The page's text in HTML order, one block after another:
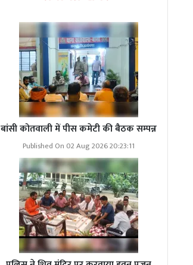
बांसी कोतवाली में पीस कमेटी की बैठक सम्पन्न
Published On 02 Aug 2026 20:23:11